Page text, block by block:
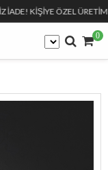
İADE! KİŞİYE ÖZEL ÜRETİM!
0